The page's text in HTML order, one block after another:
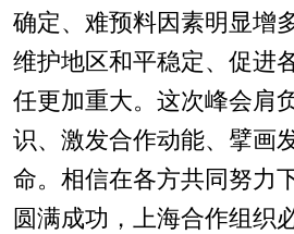
确定、难预料因素明显增
维护地区和平稳定、促进
任更加重大。这次峰会肩
识、激发合作动能、擘画
命。相信在各方共同努力
圆满成功，上海合作组织